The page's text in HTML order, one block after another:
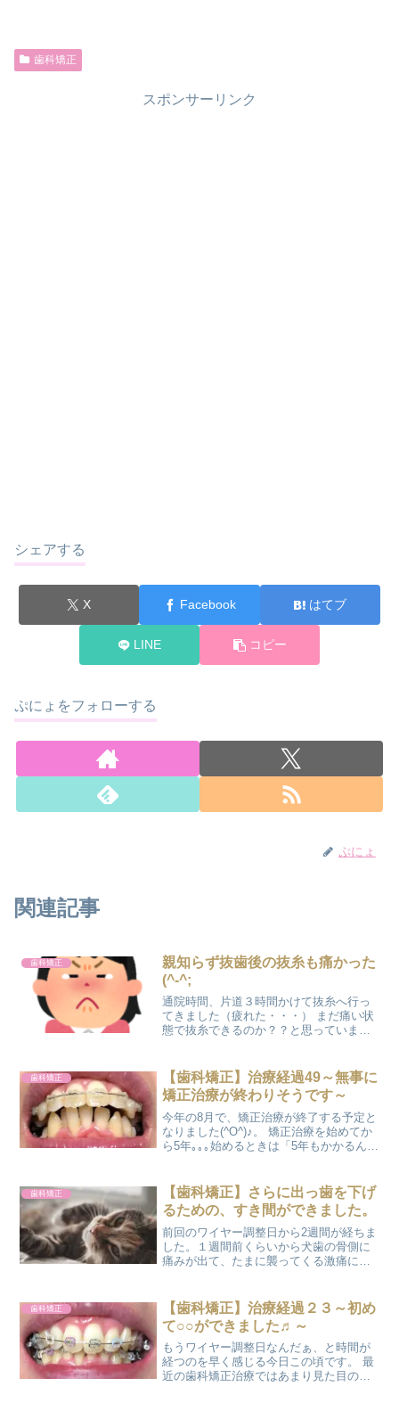
歯科矯正
スポンサーリンク
シェアする
X Facebook はてブ
LINE コピー
ぷにょをフォローする
ぷにょ
関連記事
歯科矯正
親知らず抜歯後の抜糸も痛かった
(^-^;
通院時間、片道３時間かけて抜糸へ行っ
てきました（疲れた・・・） まだ痛い状
態で抜糸できるのか？？と思っていまし
と、チクってするからねー。はい。（痛
いのが怖いの...
歯科矯正
【歯科矯正】治療経過49～無事に
矯正治療が終わりそうです～
今年の8月で、矯正治療が終了する予定と
なりました(^O^)♪。 矯正治療を始めてか
ら5年｡｡｡始めるときは「5年もかかるん
な」という思いです。 矯正治療を始める
と同...
歯科矯正
【歯科矯正】さらに出っ歯を下げ
るための、すき間ができました。
前回のワイヤー調整日から2週間が経ちま
した。１週間前くらいから犬歯の骨側に
痛みが出て、たまに襲ってくる激痛に耐
歯科の先生に言ってたのに。やっぱり痛
いのは嫌なものです...
歯科矯正
【歯科矯正】治療経過２３～初め
て○○ができました♬～
もうワイヤー調整日なんだぁ、と時間が
経つのを早く感じる今日この頃です。 最
近の歯科矯正治療ではあまり見た目の変